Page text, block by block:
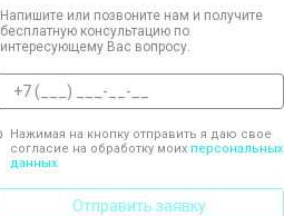
Напишите или позвоните нам и получите
бесплатную консультацию по
интересующему Вас вопросу.
Нажимая на кнопку отправить я даю свое
согласие на обработку моих персональных
данных.
Отправить заявку